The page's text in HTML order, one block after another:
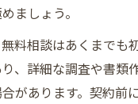
ましょう。
料相談はあくまでも
、詳細な調査や書類
があります。契約前